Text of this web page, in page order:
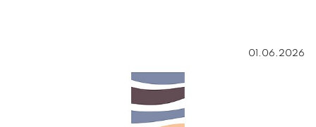
01.06.2026